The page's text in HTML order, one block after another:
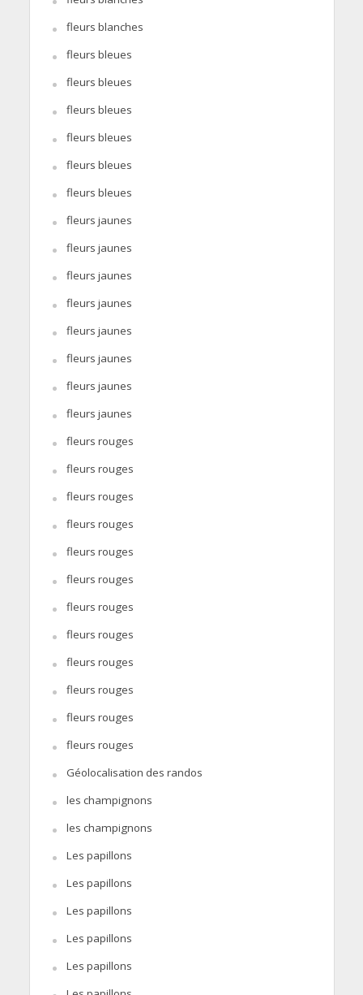
fleurs blanches
fleurs bleues
fleurs bleues
fleurs bleues
fleurs bleues
fleurs bleues
fleurs bleues
fleurs jaunes
fleurs jaunes
fleurs jaunes
fleurs jaunes
fleurs jaunes
fleurs jaunes
fleurs jaunes
fleurs jaunes
fleurs rouges
fleurs rouges
fleurs rouges
fleurs rouges
fleurs rouges
fleurs rouges
fleurs rouges
fleurs rouges
fleurs rouges
fleurs rouges
fleurs rouges
fleurs rouges
Géolocalisation des randos
les champignons
les champignons
Les papillons
Les papillons
Les papillons
Les papillons
Les papillons